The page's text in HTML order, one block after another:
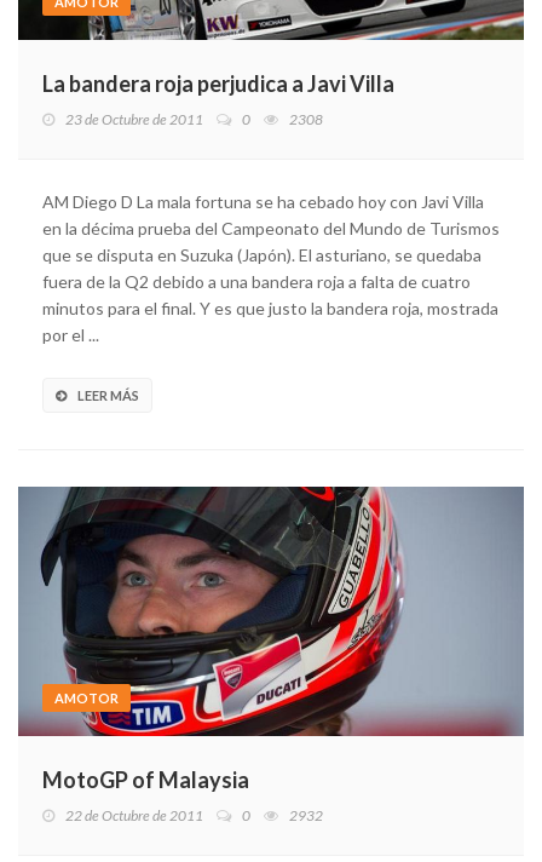
La bandera roja perjudica a Javi Villa
23 de Octubre de 2011 0 2308
AM Diego D La mala fortuna se ha cebado hoy con Javi Villa
en la décima prueba del Campeonato del Mundo de Turismos
que se disputa en Suzuka (Japón). El asturiano, se quedaba
fuera de la Q2 debido a una bandera roja a falta de cuatro
minutos para el final. Y es que justo la bandera roja, mostrada
por el ...
LEER MÁS
AMOTOR
MotoGP of Malaysia
22 de Octubre de 2011 0 2932